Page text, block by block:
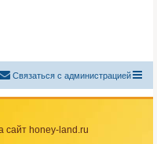
Связаться с администрацией
сайт honey-land.ru